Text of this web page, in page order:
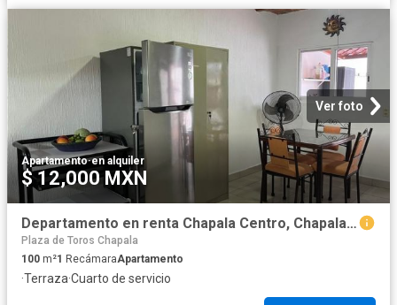
Ver foto
Apartamento·en alquiler
$ 12,000 MXN
Departamento en renta Chapala Centro, Chapala, Jalisco
Plaza de Toros Chapala
100 m²1 RecámaraApartamento
·Terraza·Cuarto de servicio